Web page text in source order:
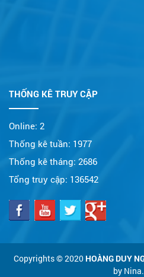
THỐNG KÊ TRUY CẬP
Online: 2
Thống kê tuần: 1977
Thống kê tháng: 2686
Tổng truy cập: 136542
Copyrights © 2020 HOÀNG DUY
by